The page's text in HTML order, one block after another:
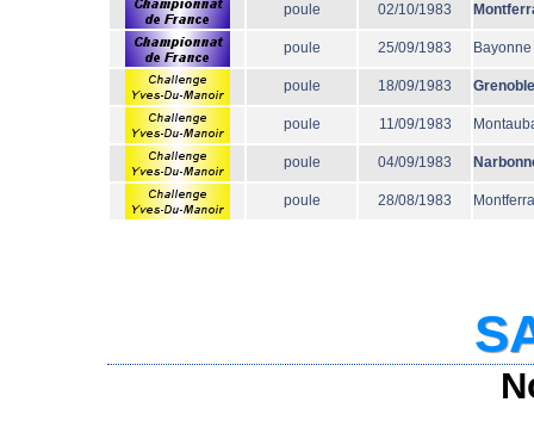
poule 02/10/1983
poule 25/09/1983 Bayonne
poule 18/09/1983 Grenoble
poule 11/09/1983
poule 04/09/1983
poule 28/08/1983